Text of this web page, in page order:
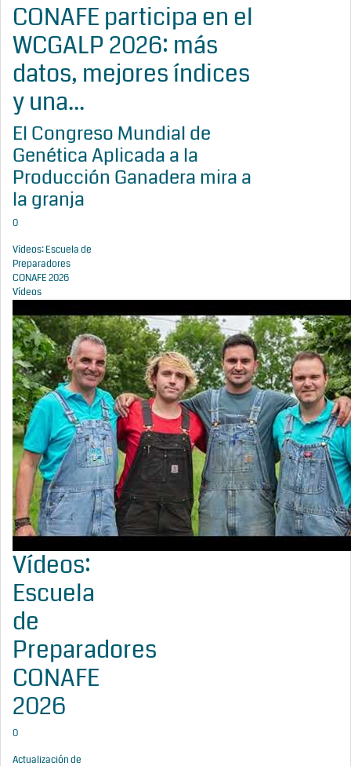
CONAFE participa en el
WCGALP 2026: más
datos, mejores índices
y una...
El Congreso Mundial de
Genética Aplicada a la
Producción Ganadera mira a
la granja
0
Vídeos: Escuela de
Preparadores
CONAFE 2026
Vídeos
Vídeos:
Escuela
de
Preparadores
CONAFE
2026
0
Actualización de